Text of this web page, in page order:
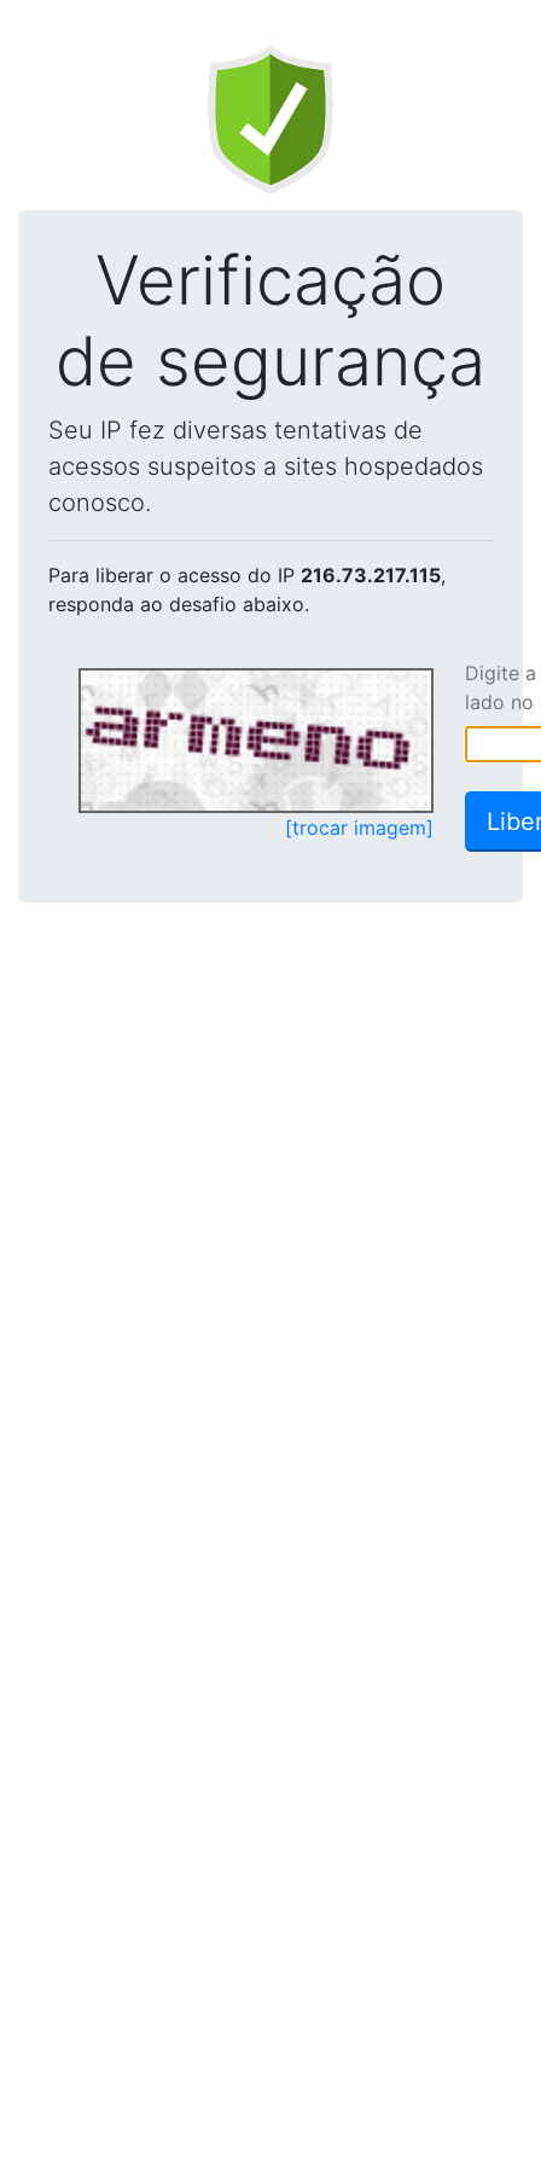
Verificação
de segurança
Seu IP fez diversas tentativas de
acessos suspeitos a sites hospedados
conosco.
Para liberar o acesso do IP 216.73.217.115,
responda ao desafio abaixo.
[trocar imagem]
Digite
lado no